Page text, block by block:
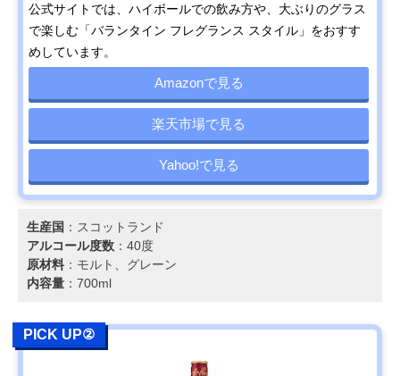
公式サイトでは、ハイボールでの飲み方や、大ぶりのグラス
で楽しむ「バランタイン フレグランス スタイル」をおすす
めしています。
Amazonで見る
楽天市場で見る
Yahoo!で見る
生産国 ：スコットランド
アルコール度数 ：40度
原材料 ：モルト、グレーン
内容量 ：700ml
PICK UP②